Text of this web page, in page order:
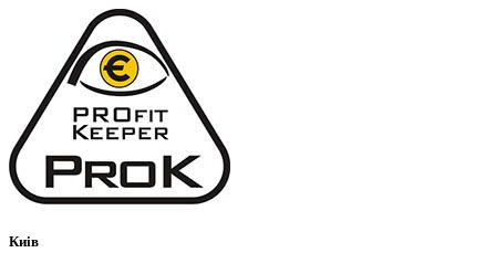
Киів